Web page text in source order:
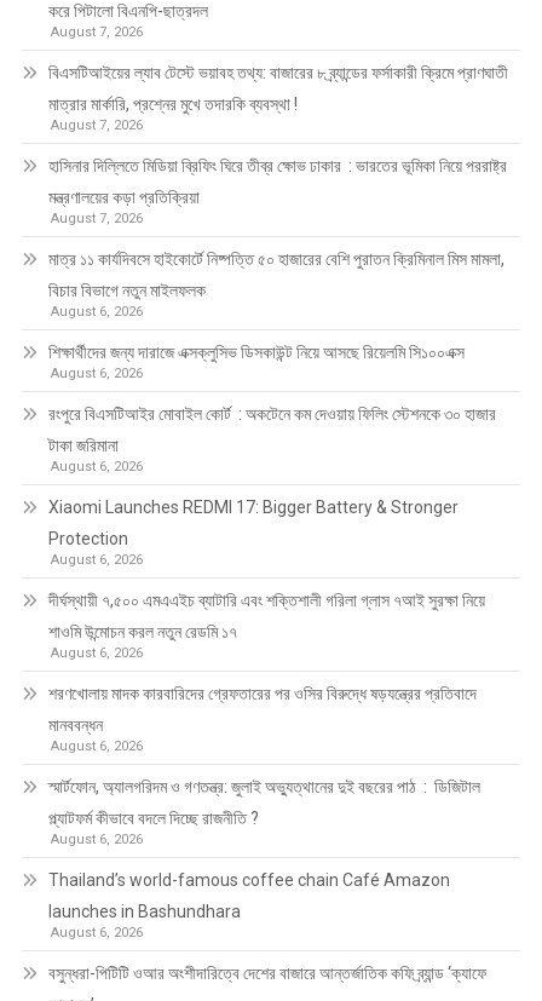
করে পিটালো বিএনপি-ছাত্রদল
August 7, 2026
বিএসটিআইয়ের ল্যাব টেস্টে ভয়াবহ তথ্য: বাজারের ৮ ব্র্যান্ডের ফর্সাকারী ক্রিমে প্রাণঘাতী
মাত্রার মার্কারি, প্রশ্নের মুখে তদারকি ব্যবস্থা !
August 7, 2026
হাসিনার দিল্লিতে মিডিয়া ব্রিফিং ঘিরে তীব্র ক্ষোভ ঢাকার : ভারতের ভূমিকা নিয়ে পররাষ্ট্র
মন্ত্রণালয়ের কড়া প্রতিক্রিয়া
August 7, 2026
মাত্র ১১ কার্যদিবসে হাইকোর্টে নিষ্পত্তি ৫০ হাজারের বেশি পুরাতন ক্রিমিনাল মিস মামলা,
বিচার বিভাগে নতুন মাইলফলক
August 6, 2026
শিক্ষার্থীদের জন্য দারাজে এক্সক্লুসিভ ডিসকাউন্ট নিয়ে আসছে রিয়েলমি সি১০০এক্স
August 6, 2026
রংপুরে বিএসটিআইর মোবাইল কোর্ট : অকটেনে কম দেওয়ায় ফিলিং স্টেশনকে ৩০ হাজার
টাকা জরিমানা
August 6, 2026
Xiaomi Launches REDMI 17: Bigger Battery & Stronger
Protection
August 6, 2026
দীর্ঘস্থায়ী ৭,৫০০ এমএএইচ ব্যাটারি এবং শক্তিশালী গরিলা গ্লাস ৭আই সুরক্ষা নিয়ে
শাওমি উন্মোচন করল নতুন রেডমি ১৭
August 6, 2026
শরণখোলায় মাদক কারবারিদের গ্রেফতারের পর ওসির বিরুদ্ধে ষড়যন্ত্রের প্রতিবাদে
মানববন্ধন
August 6, 2026
স্মার্টফোন, অ্যালগরিদম ও গণতন্ত্র: জুলাই অভ্যুত্থানের দুই বছরের পাঠ : ডিজিটাল
প্ল্যাটফর্ম কীভাবে বদলে দিচ্ছে রাজনীতি ?
August 6, 2026
Thailand’s world-famous coffee chain Café Amazon
launches in Bashundhara
August 6, 2026
বসুন্ধরা-পিটিটি ওআর অংশীদারিত্বে দেশের বাজারে আন্তর্জাতিক কফি ব্র্যান্ড ‘ক্যাফে